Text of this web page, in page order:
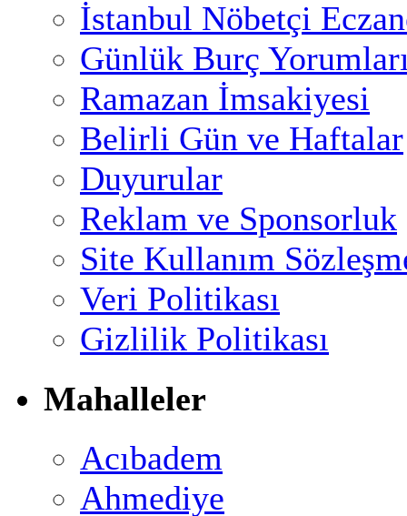
İstanbul Nöbetçi
Günlük Burç
Ramazan İmsakiyesi
Belirli Gün ve Haftalar
Duyurular
Reklam ve Sponsorluk
Site Kullanım
Veri Politikası
Gizlilik Politikası
Mahalleler
Acıbadem
Ahmediye